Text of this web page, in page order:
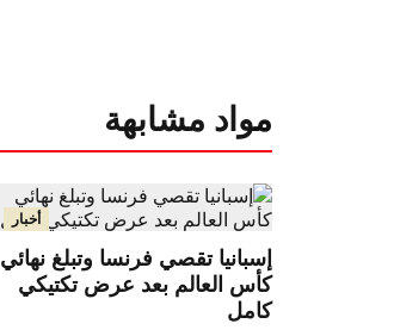
مواد مشابهة
أخبار
إسبانيا تقصي فرنسا وتبلغ نهائي
كأس العالم بعد عرض تكتيكي
كامل